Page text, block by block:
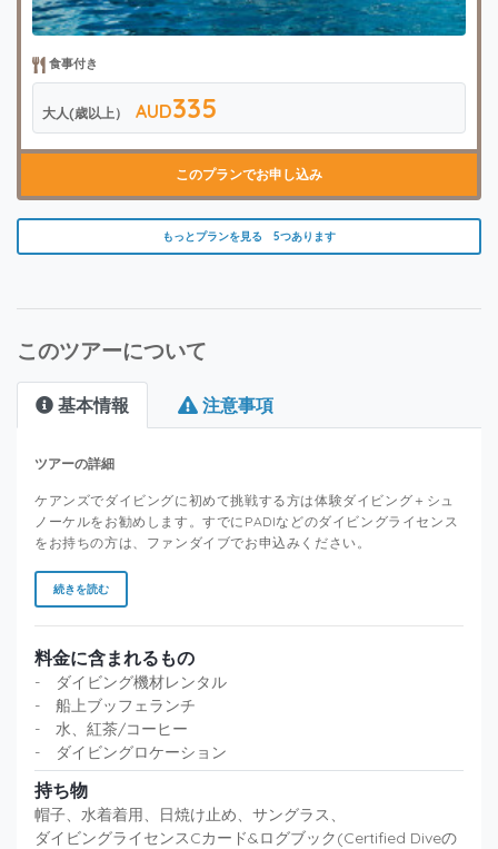
食事付き
大人(歳以上） AUD335
このプランでお申し込み
もっとプランを見る 5つあります
このツアーについて
基本情報 注意事項
ツアーの詳細
ケアンズでダイビングに初めて挑戦する方は体験ダイビング＋シュ
ノーケルをお勧めします。すでにPADIなどのダイビングライセンス
をお持ちの方は、ファンダイブでお申込みください。
続きを読む
料金に含まれるもの
- ダイビング機材レンタル
- 船上ブッフェランチ
- 水、紅茶/コーヒー
- ダイビングロケーション
持ち物
帽子、水着着用、日焼け止め、サングラス、
ダイビングライセンスCカード&ログブック(Certified Diveの